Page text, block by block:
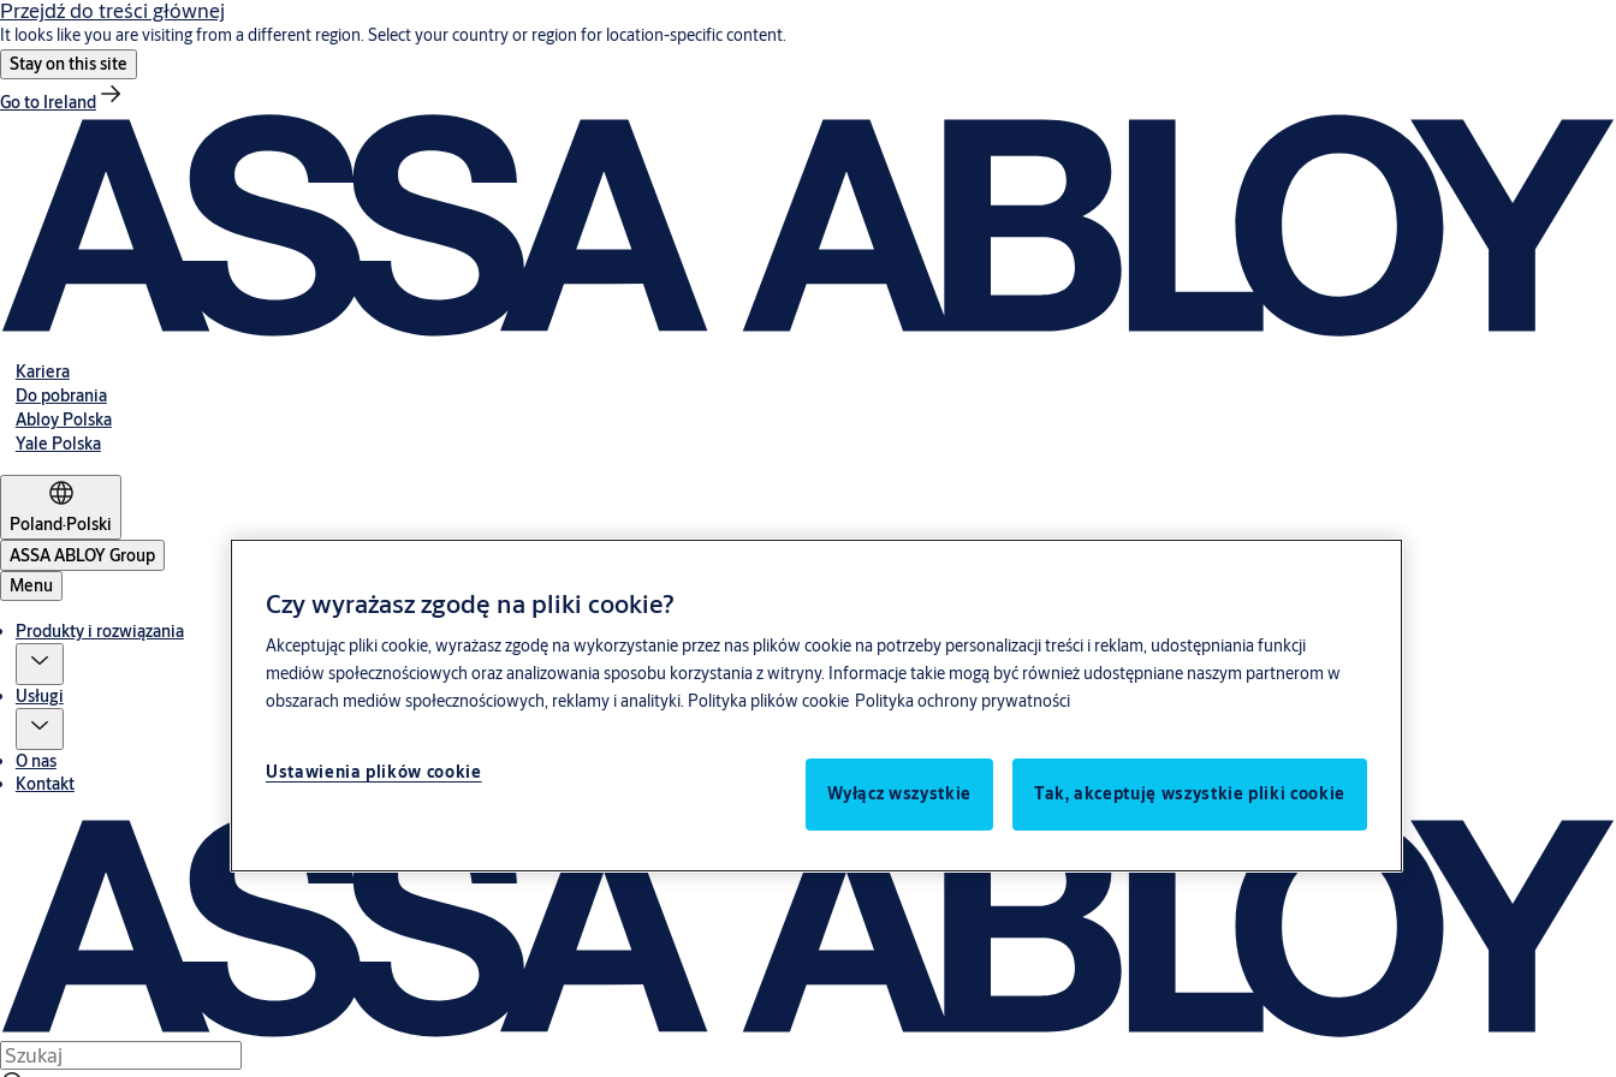
Przejdź do treści głównej
It looks like you are visiting from a different region. Select your country or region for location-specific content.
Stay on this site
Go to Ireland
Kariera
Do pobrania
Abloy Polska
Yale Polska
Poland·Polski
ASSA ABLOY Group
Menu
Produkty i rozwiązania
Usługi
O nas
Kontakt
Czy wyrażasz zgodę na pliki cookie?
Akceptując pliki cookie, wyrażasz zgodę na wykorzystanie przez nas plików cookie na potrzeby personalizacji treści i reklam, udostępniania funkcji
mediów społecznościowych oraz analizowania sposobu korzystania z witryny. Informacje takie mogą być również udostępniane naszym partnerom w
obszarach mediów społecznościowych, reklamy i analityki. Polityka plików cookie Polityka ochrony prywatności
Ustawienia plików cookie
Wyłącz wszystkie
Tak, akceptuję wszystkie pliki cookie